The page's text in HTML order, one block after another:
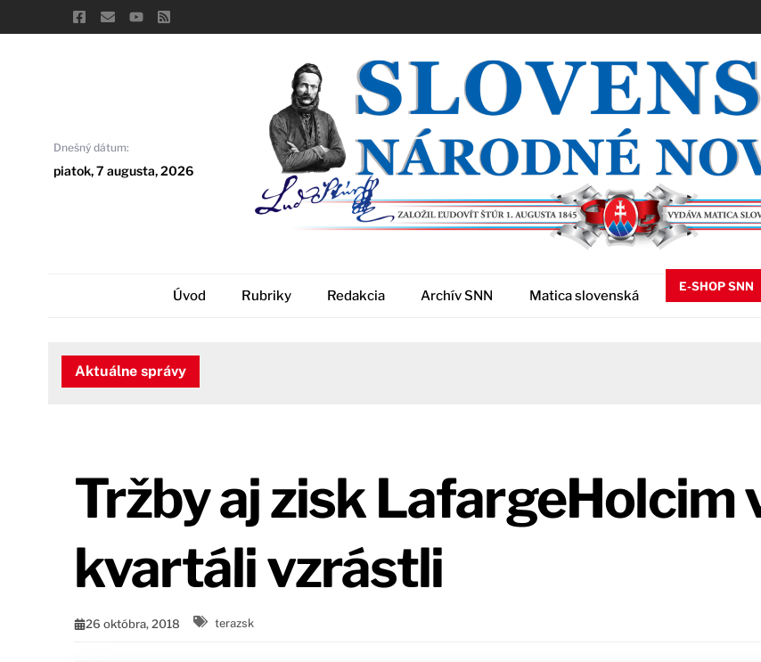
to
Dnešný dátum:
piatok, 7 augusta, 2026
Úvod Rubriky Redakcia Archív SNN Matica slovenská
E-SHOP SNN
Aktuálne správy
Tržby aj zisk LafargeHolcim
kvartáli vzrástli
26 októbra, 2018 terazsk